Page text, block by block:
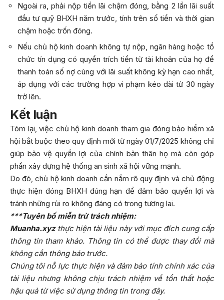
Ngoài ra, phải nộp tiền lãi chậm đóng, bằng 2 lần lãi suất
đầu tư quỹ BHXH năm trước, tính trên số tiền và thời gian
chậm hoặc trốn đóng.
Nếu chủ hộ kinh doanh không tự nộp, ngân hàng hoặc tổ
chức tín dụng có quyền trích tiền từ tài khoản của họ để
thanh toán số nợ cùng với lãi suất không kỳ hạn cao nhất,
áp dụng với các trường hợp vi phạm kéo dài từ 30 ngày
trở lên.
Kết luận
Tóm lại, việc chủ hộ kinh doanh tham gia đóng bảo hiểm xã
hội bắt buộc theo quy định mới từ ngày 01/7/2025 không chỉ
giúp bảo vệ quyền lợi của chính bản thân họ mà còn góp
phần xây dựng hệ thống an sinh xã hội vững mạnh.
Do đó, chủ hộ kinh doanh cần nắm rõ quy định và chủ động
thực hiện đóng BHXH đúng hạn để đảm bảo quyền lợi và
tránh những rủi ro không đáng có trong tương lai.
***Tuyên bố miễn trừ trách nhiệm:
Muanha.xyzthực hiện tài liệu này với mục đích cung cấp
thông tin tham khảo. Thông tin có thể được thay đổi mà
không cần thông báo trước.
Chúng tôi nỗ lực thực hiện và đảm bảo tính chính xác của
tài liệu nhưng không chịu trách nhiệm về tổn thất hoặc
hậu quả từ việc sử dụng thông tin trong đây.